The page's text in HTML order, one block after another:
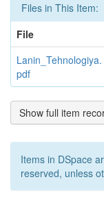
Files in This Item:
File
Lanin_Tehnologiya.
pdf
Show full item
Items in DSpace
reserved, unless